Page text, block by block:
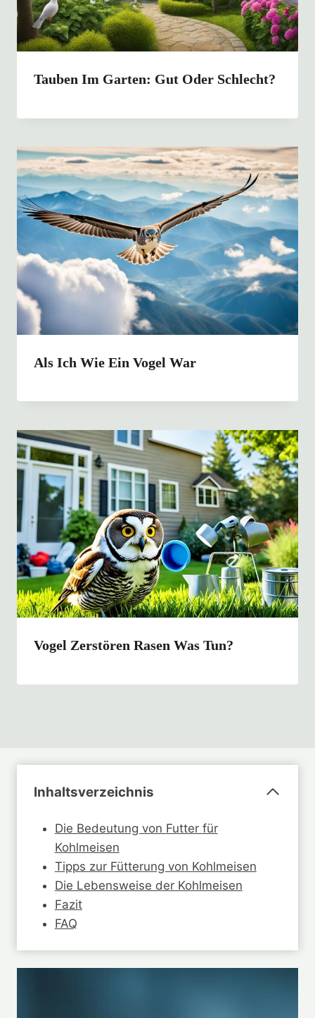
Tauben Im Garten: Gut Oder Schlecht?
Als Ich Wie Ein Vogel War
Vogel Zerstören Rasen Was Tun?
Inhaltsverzeichnis
Die Bedeutung von Futter für
Kohlmeisen
Tipps zur Fütterung von Kohlmeisen
Die Lebensweise der Kohlmeisen
Fazit
FAQ